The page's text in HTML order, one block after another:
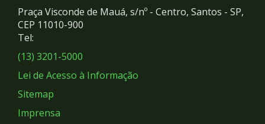
Redes
Sociais
Praça Visconde de Mauá, s/nº - Centro, Santos - SP,
CEP 11010-900
Tel:
(13) 3201-5000
Lei de Acesso à Informação
Sitemap
Imprensa